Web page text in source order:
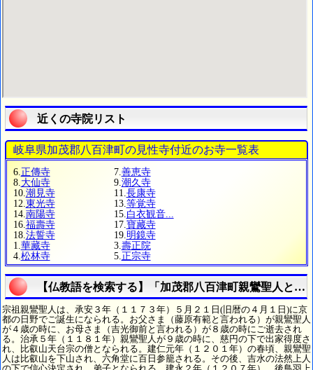
近くの寺院リスト
岐阜県加茂郡八百津町の見性寺付近のお寺一覧表
6. 正傳寺 7. 善恵寺
8. 大仙寺 9. 潮久寺
10. 潮見寺 11. 長康寺
12. 東光寺 13. 等覚寺
14. 南陽寺 15. 白衣観音...
16. 福壽寺 17. 寶藏寺
18. 法誓寺 19. 明鏡寺
1. 華藏寺 3. 壽正院
4. 松林寺 5. 正宗寺
【仏教語を検索する】「加茂郡八百津町親鸞聖人とは
宗祖親鸞聖人は、承安３年（１１７３年）５月２１日(旧暦の４月１日)に京
都の日野でご誕生になられる。お父さま（藤原有範と言われる）が親鸞聖人
が４歳の時に、お母さま（吉光御前と言われる）が８歳の時にご逝去され
る。治承５年（１１８１年）親鸞聖人が９歳の時に、慈円の下で出家得度さ
れ、比叡山天台宗の僧となられる。建仁元年（１２０１年）の春頃、親鸞聖
人は比叡山を下山され、六角堂に百日参籠される。その後、吉水の法然上人